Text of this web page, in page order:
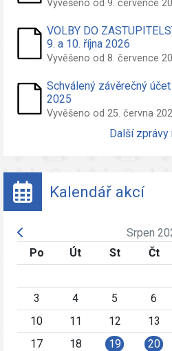
Vyvěšeno od 9. července
VOLBY DO
9. a 10. října 2026
Vyvěšeno od 8. července
Schválený závěrečný
2025
Vyvěšeno od 25. června
Další zprávy
Kalendář akcí
Srpen
Po
Út St Čt
3
4 5 6
10
11 12 13
17
18 19 20